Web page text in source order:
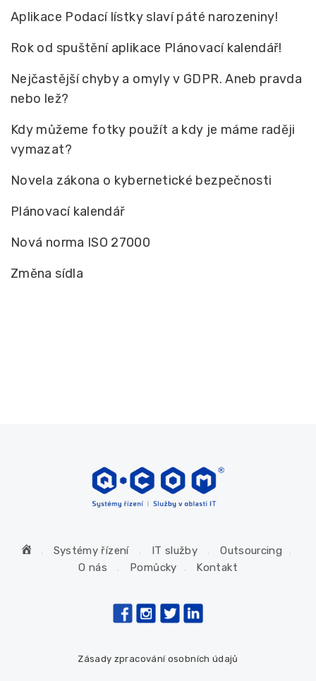
Aplikace Podací lístky slaví páté narozeniny!
Rok od spuštění aplikace Plánovací kalendář!
Nejčastější chyby a omyly v GDPR. Aneb pravda
nebo lež?
Kdy můžeme fotky použít a kdy je máme raději
vymazat?
Novela zákona o kybernetické bezpečnosti
Plánovací kalendář
Nová norma ISO 27000
Změna sídla
Systémy řízení IT služby
Outsourcing
O nás
Pomůcky Kontakt
Zásady zpracování osobních údajů